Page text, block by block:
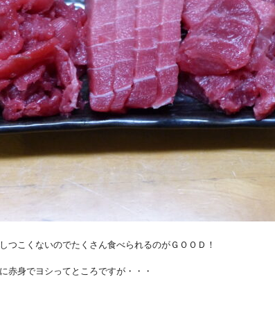
つこくないのでたくさん食べられるのがＧＯＯＤ！
赤身でヨシってところですが・・・